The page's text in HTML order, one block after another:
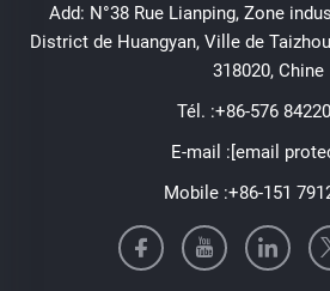
Add: N°38 Rue Lianping, Zone
District de Huangyan, Ville de
318020, Chine
Tél. :+86-576
E-mail :[email
Mobile :+86-151